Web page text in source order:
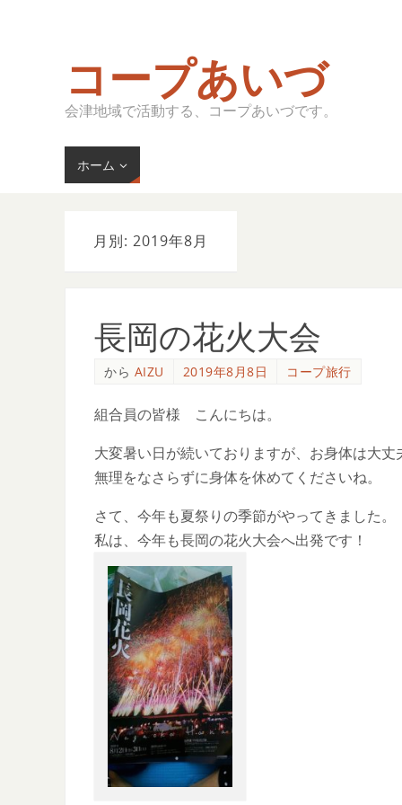
コープあいづ
会津地域で活動する、コープあいづです。
ホーム
月別: 2019年8月
長岡の花火大会
から AIZU 2019年8月8日 コープ旅行
組合員の皆様 こんにちは。
大変暑い日が続いておりますが、お身体は大丈
無理をなさらずに身体を休めてくださいね。
さて、今年も夏祭りの季節がやってきました。
私は、今年も長岡の花火大会へ出発です！